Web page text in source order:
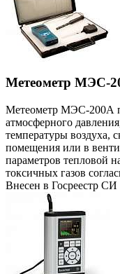
Метеометр МЭС-
Метеометр МЭС-200А
атмосферного
температуры воздуха,
помещения или в
параметров тепловой
токсичных газов
Внесен в Госреестр